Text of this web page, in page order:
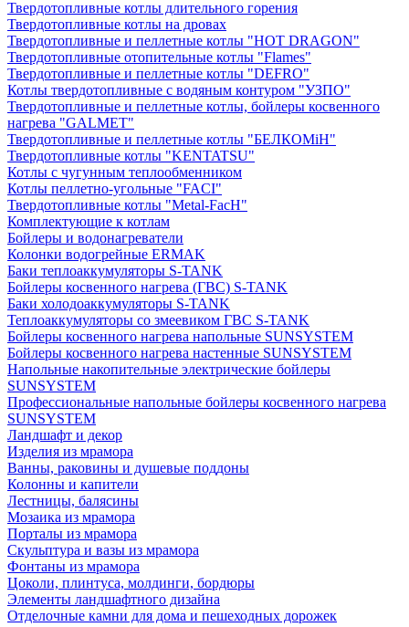
Твердотопливные котлы длительного горения
Твердотопливные котлы на дровах
Твердотопливные и пеллетные котлы "HOT DRAGON"
Твердотопливные отопительные котлы "Flames"
Твердотопливные и пеллетные котлы "DEFRO"
Котлы твердотопливные с водяным контуром "УЗПО"
Твердотопливные и пеллетные котлы, бойлеры косвенного
нагрева "GALMET"
Твердотопливные и пеллетные котлы "БЕЛКОМiН"
Твердотопливные котлы "KENTATSU"
Котлы с чугунным теплообменником
Котлы пеллетно-угольные "FACI"
Твердотопливные котлы "Metal-FacH"
Комплектующие к котлам
Бойлеры и водонагреватели
Колонки водогрейные ERMAK
Баки теплоаккумуляторы S-TANK
Бойлеры косвенного нагрева (ГВС) S-TANK
Баки холодоаккумуляторы S-TANK
Теплоаккумуляторы со змеевиком ГВС S-TANK
Бойлеры косвенного нагрева напольные SUNSYSTEM
Бойлеры косвенного нагрева настенные SUNSYSTEM
Напольные накопительные электрические бойлеры
SUNSYSTEM
Профессиональные напольные бойлеры косвенного нагрева
SUNSYSTEM
Ландшафт и декор
Изделия из мрамора
Ванны, раковины и душевые поддоны
Колонны и капители
Лестницы, балясины
Мозаика из мрамора
Порталы из мрамора
Скульптура и вазы из мрамора
Фонтаны из мрамора
Цоколи, плинтуса, молдинги, бордюры
Элементы ландшафтного дизайна
Отделочные камни для дома и пешеходных дорожек